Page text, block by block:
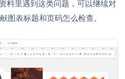
料里遇到这类问题，可以继续对
图表标题和页码怎么检查。